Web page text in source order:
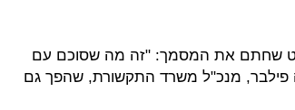
שחתם את המסמך: "זה מה שסוכם עם
פילבר, מנכ"ל משרד התקשורת, שהפך גם